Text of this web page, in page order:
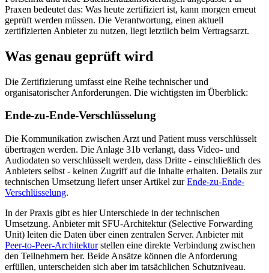
Praxen bedeutet das: Was heute zertifiziert ist, kann morgen erneut
geprüft werden müssen. Die Verantwortung, einen aktuell
zertifizierten Anbieter zu nutzen, liegt letztlich beim Vertragsarzt.
Was genau geprüft wird
Die Zertifizierung umfasst eine Reihe technischer und
organisatorischer Anforderungen. Die wichtigsten im Überblick:
Ende-zu-Ende-Verschlüsselung
Die Kommunikation zwischen Arzt und Patient muss verschlüsselt
übertragen werden. Die Anlage 31b verlangt, dass Video- und
Audiodaten so verschlüsselt werden, dass Dritte - einschließlich des
Anbieters selbst - keinen Zugriff auf die Inhalte erhalten. Details zur
technischen Umsetzung liefert unser Artikel zurEnde-zu-Ende-
Verschlüsselung.
In der Praxis gibt es hier Unterschiede in der technischen
Umsetzung. Anbieter mit SFU-Architektur (Selective Forwarding
Unit) leiten die Daten über einen zentralen Server. Anbieter mit
Peer-to-Peer-Architekturstellen eine direkte Verbindung zwischen
den Teilnehmern her. Beide Ansätze können die Anforderung
erfüllen, unterscheiden sich aber im tatsächlichen Schutzniveau.